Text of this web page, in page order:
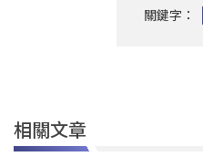
關鍵字：
相關文章